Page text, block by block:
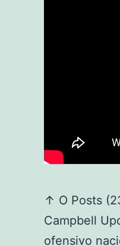
↑ O Posts
Campbell
ofensivo